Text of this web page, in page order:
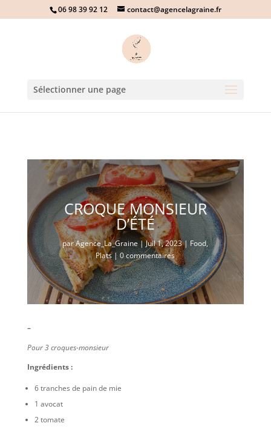
06 98 39 92 12 contact@agencelagraine.fr
Sélectionner une page
CROQUE MONSIEUR
D’ÉTÉ
parAgence_La_Graine|Juil 1, 2023| Food,
Plats|0 commentaires
–
Pour 3 croques-monsieur
Ingrédients :
6 tranches de pain de mie
1 avocat
2 tomate